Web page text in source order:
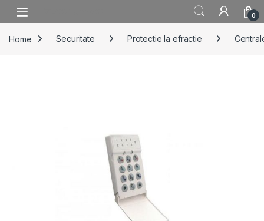
Skip to navigation
Skip to content
0
Home Securitate Protectie la efractie